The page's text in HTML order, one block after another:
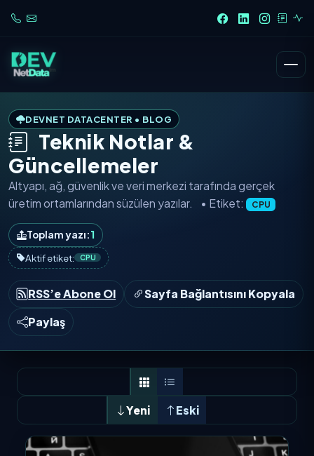
DEVNET DATACENTER • BLOG
Teknik Notlar &
Güncellemeler
Altyapı, ağ, güvenlik ve veri merkezi tarafında gerçek
üretim ortamlarından süzülen yazılar. • Etiket: CPU
Toplam yazı:1
Aktif etiket:
CPU
RSS’e Abone Ol
Sayfa Bağlantısını Kopyala
Paylaş
Yeni Eski